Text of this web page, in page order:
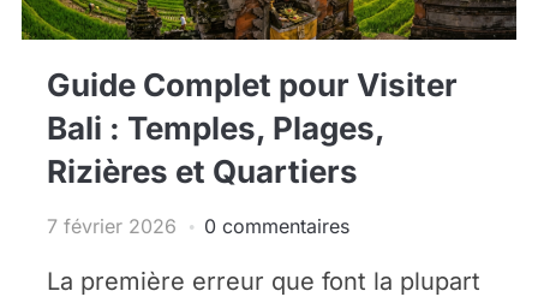
Guide Complet pour Visiter
Bali : Temples, Plages,
Rizières et Quartiers
7 février 2026 0 commentaires
La première erreur que font la plupart